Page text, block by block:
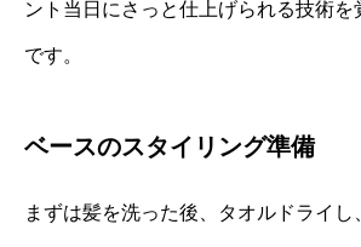
ント当日にさっと仕上げられる技術
です。
ベースのスタイリング準備
まずは髪を洗った後、タオルドライ